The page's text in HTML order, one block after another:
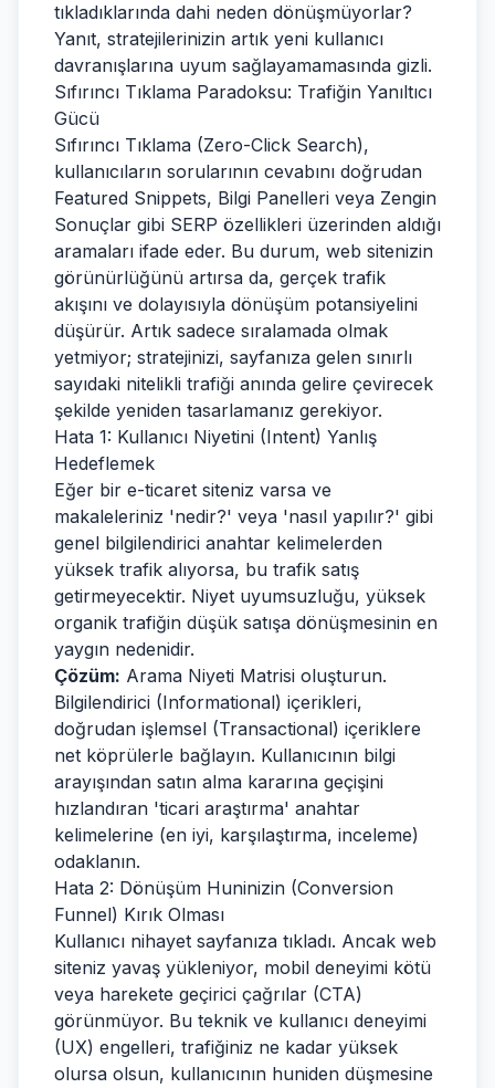
tıkladıklarında dahi neden dönüşmüyorlar?
Yanıt, stratejilerinizin artık yeni kullanıcı
davranışlarına uyum sağlayamamasında gizli.
Sıfırıncı Tıklama Paradoksu: Trafiğin Yanıltıcı
Gücü
Sıfırıncı Tıklama (Zero-Click Search),
kullanıcıların sorularının cevabını doğrudan
Featured Snippets, Bilgi Panelleri veya Zengin
Sonuçlar gibi SERP özellikleri üzerinden aldığı
aramaları ifade eder. Bu durum, web sitenizin
görünürlüğünü artırsa da, gerçek trafik
akışını ve dolayısıyla dönüşüm potansiyelini
düşürür. Artık sadece sıralamada olmak
yetmiyor; stratejinizi, sayfanıza gelen sınırlı
sayıdaki nitelikli trafiği anında gelire çevirecek
şekilde yeniden tasarlamanız gerekiyor.
Hata 1: Kullanıcı Niyetini (Intent) Yanlış
Hedeflemek
Eğer bir e-ticaret siteniz varsa ve
makaleleriniz 'nedir?' veya 'nasıl yapılır?' gibi
genel bilgilendirici anahtar kelimelerden
yüksek trafik alıyorsa, bu trafik satış
getirmeyecektir. Niyet uyumsuzluğu, yüksek
organik trafiğin düşük satışa dönüşmesinin en
yaygın nedenidir.
Çözüm: Arama Niyeti Matrisi oluşturun.
Bilgilendirici (Informational) içerikleri,
doğrudan işlemsel (Transactional) içeriklere
net köprülerle bağlayın. Kullanıcının bilgi
arayışından satın alma kararına geçişini
hızlandıran 'ticari araştırma' anahtar
kelimelerine (en iyi, karşılaştırma, inceleme)
odaklanın.
Hata 2: Dönüşüm Huninizin (Conversion
Funnel) Kırık Olması
Kullanıcı nihayet sayfanıza tıkladı. Ancak web
siteniz yavaş yükleniyor, mobil deneyimi kötü
veya harekete geçirici çağrılar (CTA)
görünmüyor. Bu teknik ve kullanıcı deneyimi
(UX) engelleri, trafiğiniz ne kadar yüksek
olursa olsun, kullanıcının huniden düşmesine